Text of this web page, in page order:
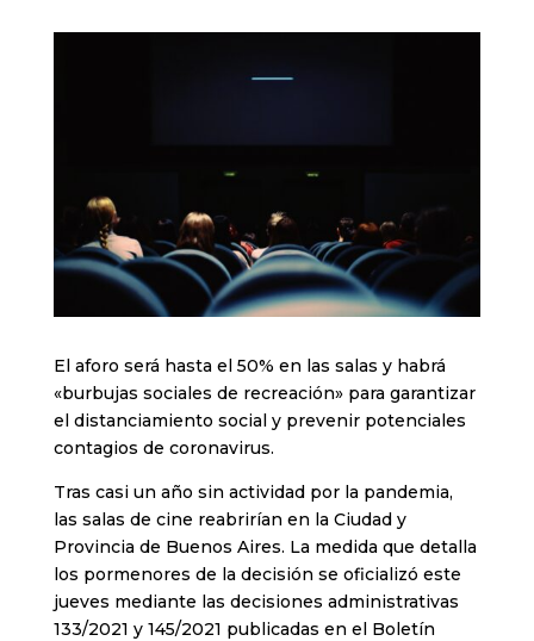
El aforo será hasta el 50% en las salas y habrá
«burbujas sociales de recreación» para garantizar
el distanciamiento social y prevenir potenciales
contagios de coronavirus.
Tras casi un año sin actividad por la pandemia,
las salas de cine reabrirían en la Ciudad y
Provincia de Buenos Aires. La medida que detalla
los pormenores de la decisión se oficializó este
jueves mediante las decisiones administrativas
133/2021 y 145/2021 publicadas en el Boletín